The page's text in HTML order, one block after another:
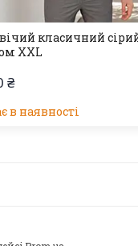
класичний
XXL
₴
в наявності